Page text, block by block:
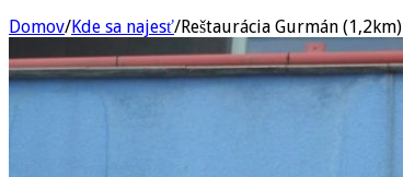
Domov/Kde sa najesť/Reštaurácia Gurmán (1,2km)